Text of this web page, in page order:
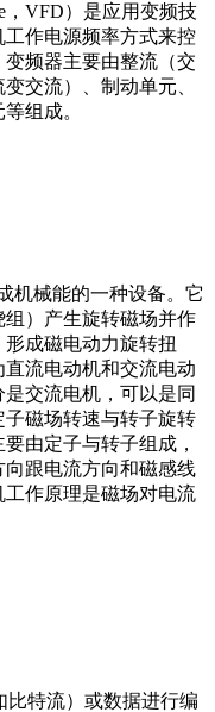
，VFD）是应用变频技
作电源频率方式来控
频器主要由整流（交
交流）、制动单元、
组成。
机械能的一种设备。它
）产生旋转磁场并作
成磁电动力旋转扭
流电动机和交流电动
交流电机，可以是同
磁场转速与转子旋转
由定子与转子组成，
跟电流方向和磁感线
工作原理是磁场对电流
比特流）或数据进行编